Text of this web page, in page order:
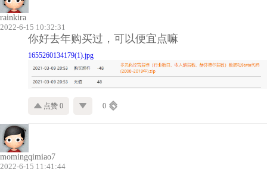
rainkira
2022-6-15 10:32:31
你好去年购买过，可以便宜点嘛
1655260134179(1).jpg
点赞 0 0
momingqimiao7
2022-6-15 11:41:44